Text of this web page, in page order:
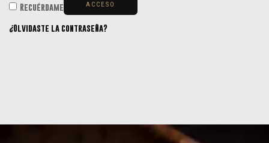
Recuérdame ACCESO
¿Olvidaste la contraseña?